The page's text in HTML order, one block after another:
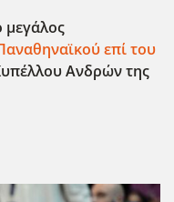
μεγάλος
επί του
Ανδρών της